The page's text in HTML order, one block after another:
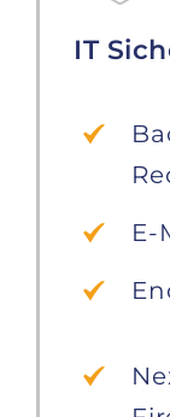
IT
E-